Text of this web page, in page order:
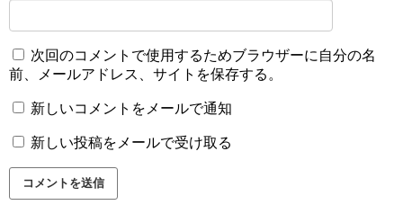
次回のコメントで使用するためブラウザーに自分の名
前、メールアドレス、サイトを保存する。
新しいコメントをメールで通知
新しい投稿をメールで受け取る